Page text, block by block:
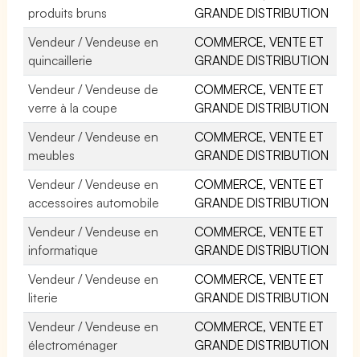
produits bruns
GRANDE DISTRIBUTION
Vendeur / Vendeuse en
quincaillerie
COMMERCE, VENTE ET
GRANDE DISTRIBUTION
Vendeur / Vendeuse de
verre à la coupe
COMMERCE, VENTE ET
GRANDE DISTRIBUTION
Vendeur / Vendeuse en
meubles
COMMERCE, VENTE ET
GRANDE DISTRIBUTION
Vendeur / Vendeuse en
accessoires automobile
COMMERCE, VENTE ET
GRANDE DISTRIBUTION
Vendeur / Vendeuse en
informatique
COMMERCE, VENTE ET
GRANDE DISTRIBUTION
Vendeur / Vendeuse en
literie
COMMERCE, VENTE ET
GRANDE DISTRIBUTION
Vendeur / Vendeuse en
électroménager
COMMERCE, VENTE ET
GRANDE DISTRIBUTION